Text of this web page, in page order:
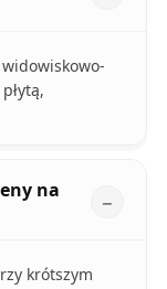
na
krótszym